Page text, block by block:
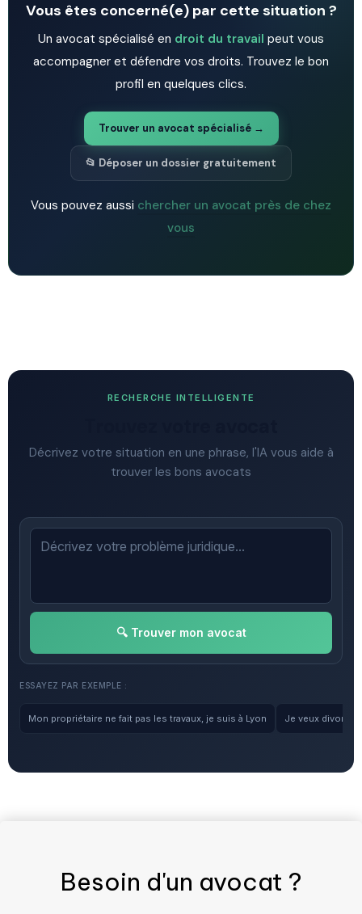
Vous êtes concerné(e) par cette situation ?
Un avocat spécialisé en droit du travail peut vous
accompagner et défendre vos droits. Trouvez le bon
profil en quelques clics.
Trouver un avocat spécialisé →
📂 Déposer un dossier gratuitement
Vous pouvez aussi chercher un avocat près de chez
vous
RECHERCHE INTELLIGENTE
Décrivez votre situation en une phrase, l'IA vous aide à
trouver les bons avocats
🔍 Trouver mon avocat
ESSAYEZ PAR EXEMPLE :
Mon propriétaire ne fait pas les travaux, je suis à Lyon Je veux
Besoin d'un avocat ?